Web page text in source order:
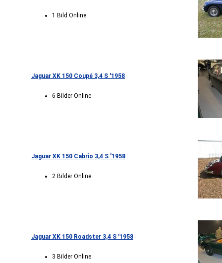
1 Bild Online
Jaguar XK 150 Coupé 3,4 S '1958
6 Bilder Online
Jaguar XK 150 Cabrio 3,4 S '1958
2 Bilder Online
Jaguar XK 150 Roadster 3,4 S '1958
3 Bilder Online